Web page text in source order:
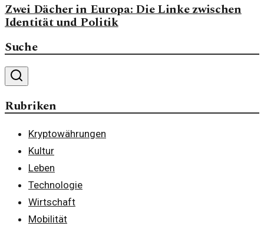
Zwei Dächer in Europa: Die Linke zwischen
Identität und Politik
Suche
Rubriken
Kryptowährungen
Kultur
Leben
Technologie
Wirtschaft
Mobilität